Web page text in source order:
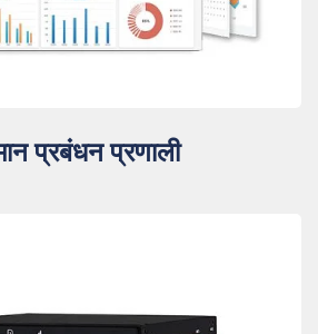
प्रबंधन प्रणाली